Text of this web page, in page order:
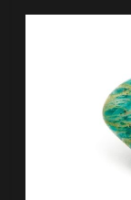
finanse,